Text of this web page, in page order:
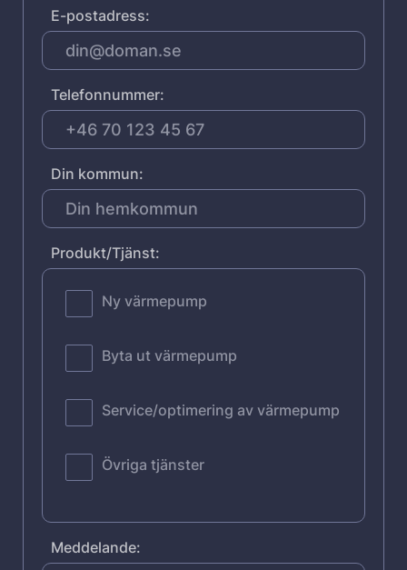
E-postadress:
Telefonnummer:
Din kommun:
Produkt/Tjänst:
Ny värmepump
Byta ut värmepump
Service/optimering av värmepump
Övriga tjänster
Meddelande: